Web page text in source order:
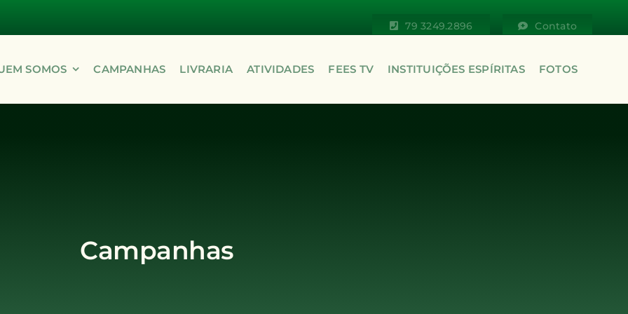
79 3249.2896 Contato
SOMOS CAMPANHAS LIVRARIA ATIVIDADES FEES TV INSTITUIÇÕES ESPÍRITAS FOTOS
Campanhas